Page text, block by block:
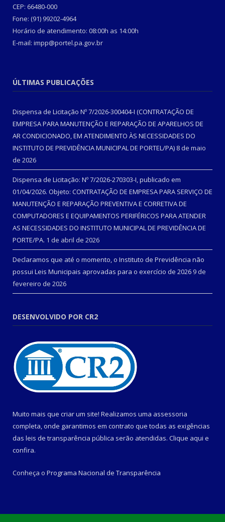
CEP: 66480-000
Fone: (91) 99202-4964
Horário de atendimento: 08:00h as 14:00h
E-mail: impp@portel.pa.gov.br
ÚLTIMAS PUBLICAÇÕES
Dispensa de Licitação Nº 7/2026-300404-I (CONTRATAÇÃO DE
EMPRESA PARA MANUTENÇÃO E REPARAÇÃO DE APARELHOS DE
AR CONDICIONADO, EM ATENDIMENTO ÀS NECESSIDADES DO
INSTITUTO DE PREVIDÊNCIA MUNICIPAL DE PORTEL/PA) 8 de maio
de 2026
Dispensa de Licitação: Nº 7/2026-270303-I, publicado em
01/04/2026. Objeto: CONTRATAÇÃO DE EMPRESA PARA SERVIÇO DE
MANUTENÇÃO E REPARAÇÃO PREVENTIVA E CORRETIVA DE
COMPUTADORES E EQUIPAMENTOS PERIFÉRICOS PARA ATENDER
AS NECESSIDADES DO INSTITUTO MUNICIPAL DE PREVIDÊNCIA DE
PORTE/PA. 1 de abril de 2026
Declaramos que até o momento, o Instituto de Previdência não
possui Leis Municipais aprovadas para o exercício de 2026 9 de
fevereiro de 2026
DESENVOLVIDO POR CR2
Muito mais que criar um site! Realizamos uma assessoria
completa, onde garantimos em contrato que todas as exigências
das leis de transparência pública serão atendidas. Clique aqui e
confira.
Conheça o Programa Nacional de Transparência